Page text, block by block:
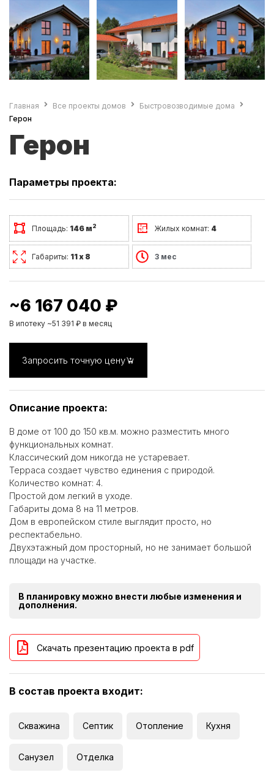
Главная Все проекты домов
Быстровозводимые дома
Герон
Герон
Параметры проекта:
Площадь: 146 м2 Жилых комнат: 4
Габариты: 11 х 8 3 мес
~6 167 040 ₽
В ипотеку ~51 391 ₽ в месяц
Запросить точную цену
Описание проекта:
В доме от 100 до 150 кв.м. можно разместить много
функциональных комнат.
Классический дом никогда не устаревает.
Терраса создает чувство единения с природой.
Количество комнат: 4.
Простой дом легкий в уходе.
Габариты дома 8 на 11 метров.
Дом в европейском стиле выглядит просто, но
респектабельно.
Двухэтажный дом просторный, но не занимает большой
площади на участке.
В планировку можно внести любые изменения и
дополнения.
Скачать презентацию проекта в pdf
В состав проекта входит:
Скважина Септик Отопление Кухня
Санузел Отделка